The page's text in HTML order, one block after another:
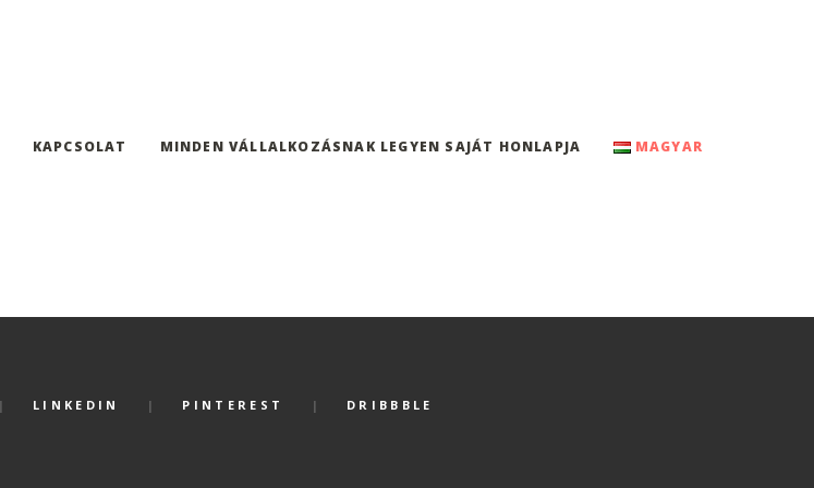
KAPCSOLAT MINDEN VÁLLALKOZÁSNAK LEGYEN SAJÁT HONLAPJA MAGYAR
LINKEDIN PINTEREST DRIBBBLE